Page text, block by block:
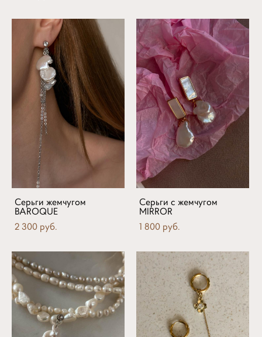
Серьги жемчугом
BAROQUE
2 300 pуб.
Серьги с жемчугом
MIRROR
1 800 pуб.